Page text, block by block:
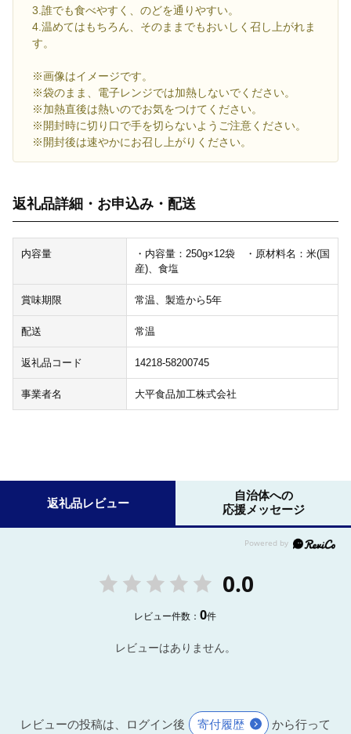
3.誰でも食べやすく、のどを通りやすい。
4.温めてはもちろん、そのままでもおいしく召し上がれま
す。
※画像はイメージです。
※袋のまま、電子レンジでは加熱しないでください。
※加熱直後は熱いのでお気をつけてください。
※開封時に切り口で手を切らないようご注意ください。
※開封後は速やかにお召し上がりください。
返礼品詳細・お申込み・配送
内容量
・内容量：250g×12袋 ・原材料名：米(国
産)、食塩
賞味期限 常温、製造から5年
配送 常温
返礼品コード 14218-58200745
事業者名 大平食品加工株式会社
返礼品レビュー
自治体への
応援メッセージ
0.0
レビュー件数：0件
レビューはありません。
レビューの投稿は、ログイン後 寄付履歴 から行って